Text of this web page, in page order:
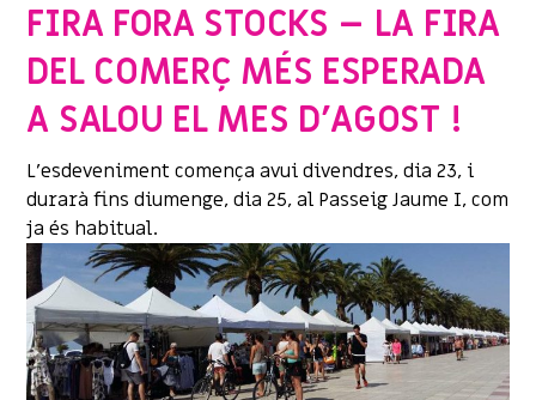
FIRA FORA STOCKS – LA FIRA
DEL COMERÇ MÉS ESPERADA
A SALOU EL MES D’AGOST !
L’esdeveniment comença avui divendres, dia 23, i
durarà fins diumenge, dia 25, al Passeig Jaume I, com
ja és habitual.